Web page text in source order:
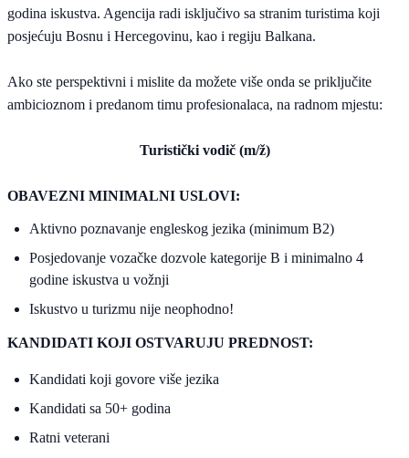
godina iskustva. Agencija radi isključivo sa stranim turistima koji
posjećuju Bosnu i Hercegovinu, kao i regiju Balkana.
Ako ste perspektivni i mislite da možete više onda se priključite
ambicioznom i predanom timu profesionalaca, na radnom mjestu:
Turistički vodič (m/ž)
OBAVEZNI MINIMALNI USLOVI:
Aktivno poznavanje engleskog jezika (minimum B2)
Posjedovanje vozačke dozvole kategorije B i minimalno 4
godine iskustva u vožnji
Iskustvo u turizmu nije neophodno!
KANDIDATI KOJI OSTVARUJU PREDNOST:
Kandidati koji govore više jezika
Kandidati sa 50+ godina
Ratni veterani